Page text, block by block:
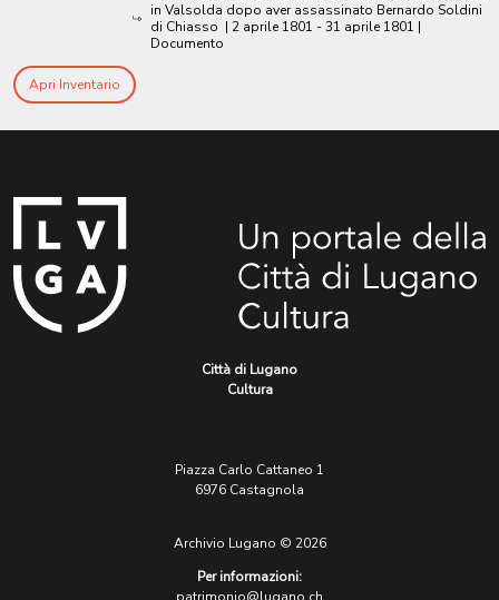
in Valsolda dopo aver assassinato Bernardo Soldini
di Chiasso | 2 aprile 1801 - 31 aprile 1801 |
Documento
Apri Inventario
Città di Lugano
Cultura
Piazza Carlo Cattaneo 1
6976 Castagnola
Archivio Lugano © 2026
Per informazioni: